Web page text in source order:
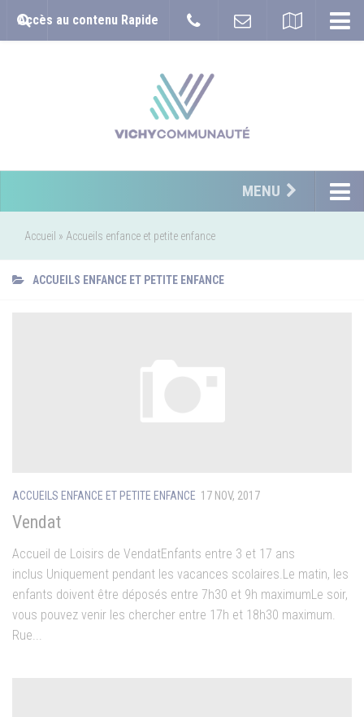
Accès au contenu Rapide
MENU
Accueil » Accueils enfance et petite enfance
ACCUEILS ENFANCE ET PETITE ENFANCE
ACCUEILS ENFANCE ET PETITE ENFANCE 17 NOV, 2017
Vendat
Accueil de Loisirs de VendatEnfants entre 3 et 17 ans
inclus Uniquement pendant les vacances scolaires.Le matin, les
enfants doivent être déposés entre 7h30 et 9h maximumLe soir,
vous pouvez venir les chercher entre 17h et 18h30 maximum.
Rue...